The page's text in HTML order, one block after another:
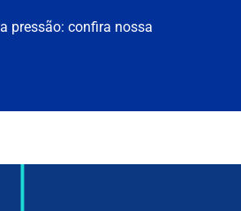
pressão: confira nossa